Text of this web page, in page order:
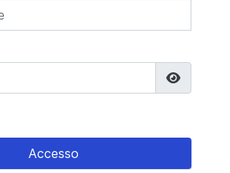
Accesso